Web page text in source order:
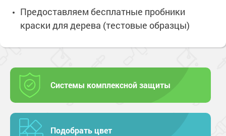
Предоставляем бесплатные пробники
краски для дерева (тестовые образцы)
Системы комплексной защиты
Подобрать цвет